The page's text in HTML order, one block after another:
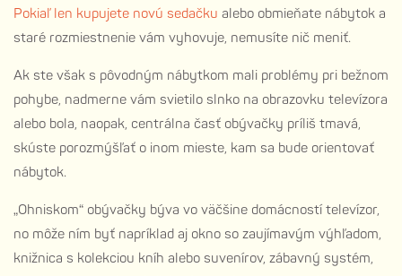
Pokiaľ len kupujete novú sedačku alebo obmieňate nábytok a
staré rozmiestnenie vám vyhovuje, nemusíte nič meniť.
Ak ste však s pôvodným nábytkom mali problémy pri bežnom
pohybe, nadmerne vám svietilo slnko na obrazovku televízora
alebo bola, naopak, centrálna časť obývačky príliš tmavá,
skúste porozmýšľať o inom mieste, kam sa bude orientovať
nábytok.
„Ohniskom“ obývačky býva vo väčšine domácností televízor,
no môže ním byť napríklad aj okno so zaujímavým výhľadom,
knižnica s kolekciou kníh alebo suvenírov, zábavný systém,